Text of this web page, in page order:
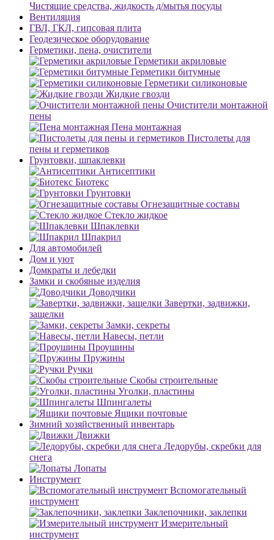
Чистящие средства, жидкость д/мытья посуды
Вентиляция
ГВЛ, ГКЛ, гипсовая плита
Геодезическое оборудование
Герметики, пена, очистители
Герметики акриловые
Герметики битумные
Герметики силиконовые
Жидкие гвозди
Очистители монтажной
пены
Пена монтажная
Пистолеты для
пены и герметиков
Грунтовки, шпаклевки
Антисептики
Биотекс
Грунтовки
Огнезащитные составы
Стекло жидкое
Шпаклевки
Шпакрил
Для автомобилей
Дом и уют
Домкраты и лебедки
Замки и скобяные изделия
Доводчики
Завертки, задвижки,
защелки
Замки, секреты
Навесы, петли
Проушины
Пружины
Ручки
Скобы строительные
Уголки, пластины
Шпингалеты
Ящики почтовые
Зимний хозяйственный инвентарь
Движки
Ледорубы, скребки для
снега
Лопаты
Инструмент
Вспомогательный
инструмент
Заклепочники, заклепки
Измерительный
инструмент